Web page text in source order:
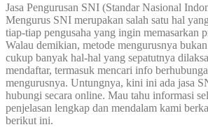
Jasa Pengurusan SNI (Standar Nasional
Mengurus SNI merupakan salah satu hal
tiap-tiap pengusaha yang ingin memasarkan
Walau demikian, metode mengurusnya
cukup banyak hal-hal yang sepatutnya
mendaftar, termasuk mencari info
mengurusnya. Untungnya, kini ini ada jasa
hubungi secara online. Mau tahu informasi
penjelasan lengkap dan mendalam kami
berikut ini.